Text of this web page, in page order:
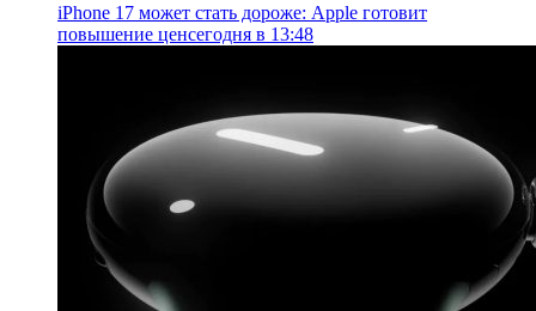
iPhone 17 может стать дороже: Apple готовит
повышение ценсегодня в 13:48